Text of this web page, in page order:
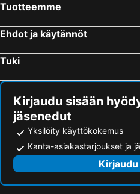
Tuotteemme
Ehdot ja käytännöt
Tuki
Kirjaudu sisään
jäsenedut
Yksilöity käyttökokemus
Kanta-asiakastarjoukset ja
Kirjaudu